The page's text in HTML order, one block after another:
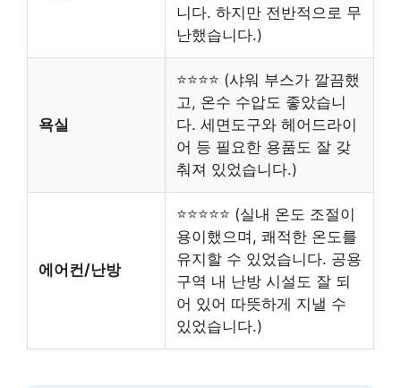
니다. 하지만 전반적으로 무
난했습니다.)
욕실
⭐⭐⭐⭐ (샤워 부스가 깔끔했
고, 온수 수압도 좋았습니
다. 세면도구와 헤어드라이
어 등 필요한 용품도 잘 갖
춰져 있었습니다.)
에어컨/난방
⭐⭐⭐⭐⭐ (실내 온도 조절이
용이했으며, 쾌적한 온도를
유지할 수 있었습니다. 공용
구역 내 난방 시설도 잘 되
어 있어 따뜻하게 지낼 수
있었습니다.)